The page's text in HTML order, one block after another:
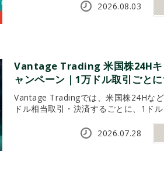
2026.08.03
Vantage Trading 米国株24Hキ
ャンペーン｜1万ドル取引ごと
Vantage Tradingでは、米国株24Hな
ドル相当取引・決済するごとに、1ド
2026.07.28